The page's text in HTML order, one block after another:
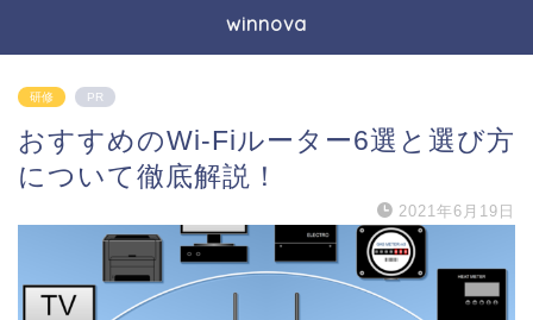
winnova
研修 PR
おすすめのWi-Fiルーター6選と選び方
について徹底解説！
2021年6月19日